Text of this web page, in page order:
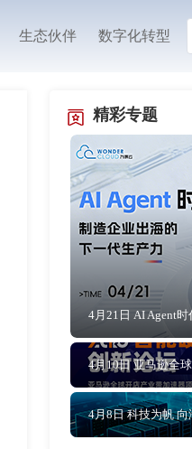
生态伙伴 数字化转型
精彩专题
4月21日 AI Agent
4月8日 科技为帆